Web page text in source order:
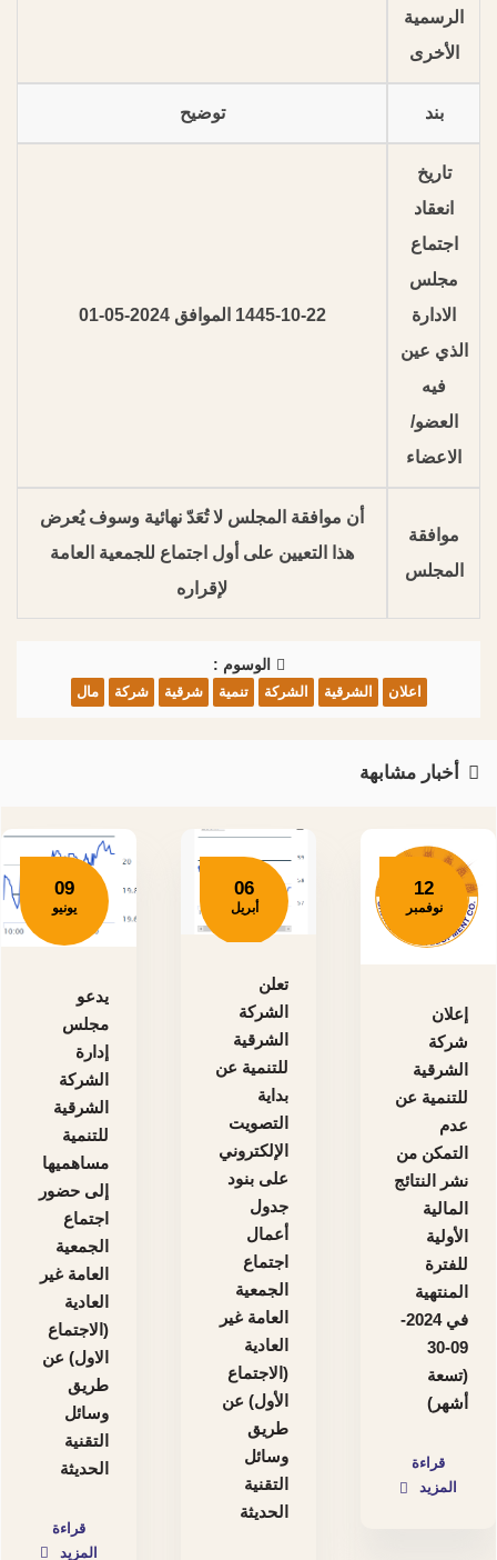
الرسمية
الأخرى
بند توضيح
تاريخ
انعقاد
اجتماع
مجلس
الادارة
الذي عين
فيه
العضو/
الاعضاء
1445-10-22 الموافق 2024-05-01
موافقة
المجلس
أن موافقة المجلس لا تُعَدّ نهائية وسوف يُعرض
هذا التعيين على أول اجتماع للجمعية العامة
لإقراره
الوسوم :
اعلان الشرقية الشركة تنمية شرقية شركة مال
أخبار مشابهة
12
نوفمبر
إعلان
شركة
الشرقية
للتنمية عن
عدم
التمكن من
نشر النتائج
المالية
الأولية
للفترة
المنتهية
في 2024-
09-30
(تسعة
أشهر)
قراءة
المزيد
06
أبريل
تعلن
الشركة
الشرقية
للتنمية عن
بداية
التصويت
الإلكتروني
على بنود
جدول
أعمال
اجتماع
الجمعية
العامة غير
العادية
(الاجتماع
الأول) عن
طريق
وسائل
التقنية
الحديثة
09
يونيو
يدعو
مجلس
إدارة
الشركة
الشرقية
للتنمية
مساهميها
إلى حضور
اجتماع
الجمعية
العامة غير
العادية
(الاجتماع
الاول) عن
طريق
وسائل
التقنية
الحديثة
قراءة
المزيد